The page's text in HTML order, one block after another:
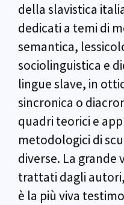
della slavistica
dedicati a temi di
semantica,
sociolinguistica e
lingue slave, in
sincronica o
quadri teorici e
metodologici di
diverse. La grande
trattati dagli
è la più viva